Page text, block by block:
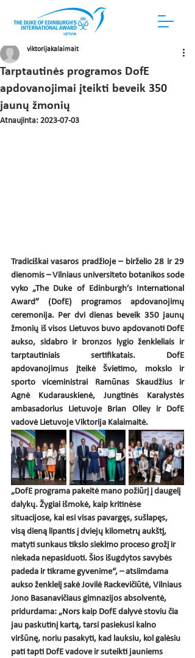
Tarptautinės programos DofE
apdovanojimai įteikti beveik 350
jaunų žmonių
viktorijakalaimait
Atnaujinta: 2023-07-03
Tradiciškai vasaros pradžioje – birželio 28 ir 29
dienomis – Vilniaus universiteto botanikos sode
vyko „The Duke of Edinburgh’s International
Award” (DofE) programos apdovanojimų
ceremonija. Per dvi dienas beveik 350 jaunų
žmonių iš visos Lietuvos buvo apdovanoti DofE
aukso, sidabro ir bronzos lygio ženkleliais ir
tarptautiniais sertifikatais. DofE
apdovanojimus įteikė Švietimo, mokslo ir
sporto viceministrai Ramūnas Skaudžius ir
Agnė Kudarauskienė, Jungtinės Karalystės
ambasadorius Lietuvoje Brian Olley ir DofE
vadovė Lietuvoje Viktorija Kalaimaitė.
„DofE programa pakeitė mano požiūrį į daugelį
dalykų. Žygiai išmokė, kaip kritinėse
situacijose, kai esi visas pavargęs, sušlapęs,
visą dieną lipantis į dviejų kilometrų aukštį,
matyti sunkaus tikslo siekimo proceso grožį ir
niekada nepasiduoti. Šios išugdytos savybės
padeda ir tikrame gyvenime“, – atsiimdama
aukso ženklelį sakė Jovilė Rackevičiūtė, Vilniaus
Jono Basanavičiaus gimnazijos absolventė,
pridurdama: „Nors kaip DofE dalyvė stoviu čia
jau paskutinį kartą, tarsi pasiekusi kalno
viršūnę, noriu pasakyti, kad lauksiu, kol galėsiu
pati tapti DofE vadove ir suteikti jauniems